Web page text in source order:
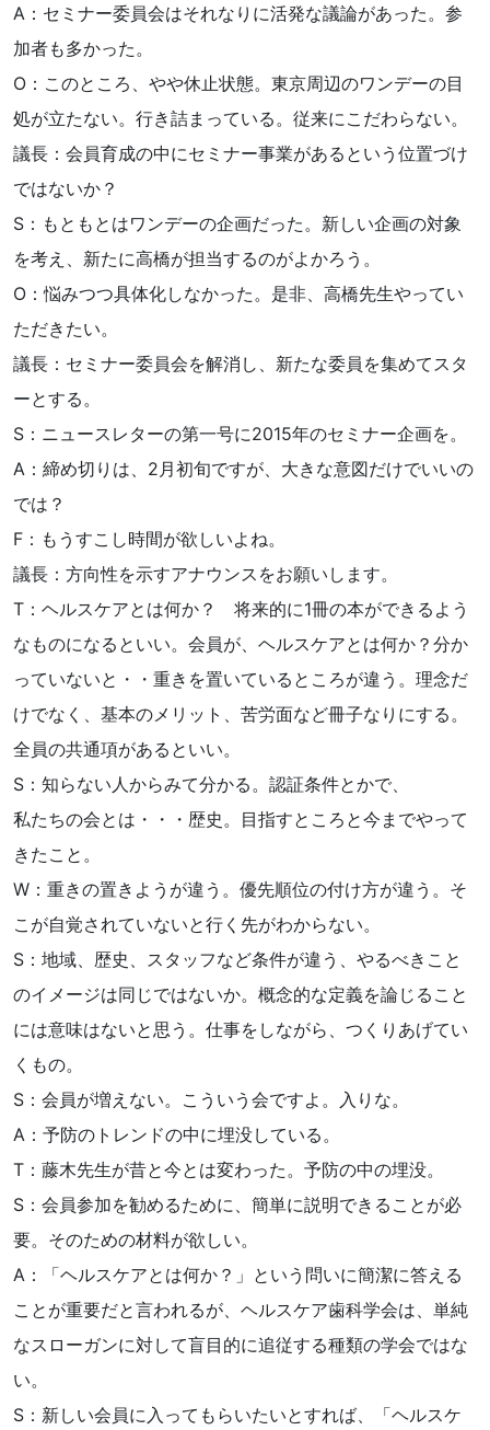
A：セミナー委員会はそれなりに活発な議論があった。参
加者も多かった。
O：このところ、やや休止状態。東京周辺のワンデーの目
処が立たない。行き詰まっている。従来にこだわらない。
議長：会員育成の中にセミナー事業があるという位置づけ
ではないか？
S：もともとはワンデーの企画だった。新しい企画の対象
を考え、新たに高橋が担当するのがよかろう。
O：悩みつつ具体化しなかった。是非、高橋先生やってい
ただきたい。
議長：セミナー委員会を解消し、新たな委員を集めてスタ
ーとする。
S：ニュースレターの第一号に2015年のセミナー企画を。
A：締め切りは、2月初旬ですが、大きな意図だけでいいの
では？
F：もうすこし時間が欲しいよね。
議長：方向性を示すアナウンスをお願いします。
T：ヘルスケアとは何か？ 将来的に1冊の本ができるよう
なものになるといい。会員が、ヘルスケアとは何か？分か
っていないと・・重きを置いているところが違う。理念だ
けでなく、基本のメリット、苦労面など冊子なりにする。
全員の共通項があるといい。
S：知らない人からみて分かる。認証条件とかで、
私たちの会とは・・・歴史。目指すところと今までやって
きたこと。
W：重きの置きようが違う。優先順位の付け方が違う。そ
こが自覚されていないと行く先がわからない。
S：地域、歴史、スタッフなど条件が違う、やるべきこと
のイメージは同じではないか。概念的な定義を論じること
には意味はないと思う。仕事をしながら、つくりあげてい
くもの。
S：会員が増えない。こういう会ですよ。入りな。
A：予防のトレンドの中に埋没している。
T：藤木先生が昔と今とは変わった。予防の中の埋没。
S：会員参加を勧めるために、簡単に説明できることが必
要。そのための材料が欲しい。
A：「ヘルスケアとは何か？」という問いに簡潔に答える
ことが重要だと言われるが、ヘルスケア歯科学会は、単純
なスローガンに対して盲目的に追従する種類の学会ではな
い。
S：新しい会員に入ってもらいたいとすれば、「ヘルスケ